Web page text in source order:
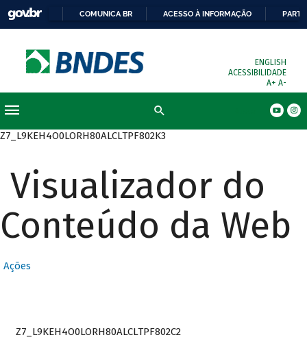
COMUNICA BR ACESSO À INFORMAÇÃO
ENGLISH
ACESSIBILIDADE
A+ A-
Z7_L9KEH4O0LORH80ALCLTPF802K3
Visualizador do
Conteúdo da Web
Ações
Z7_L9KEH4O0LORH80ALCLTPF802C2